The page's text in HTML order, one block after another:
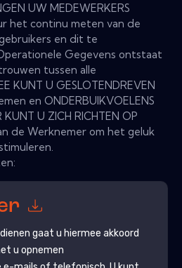
UW MEDEWERKERS
het continu meten van de
en dit te
Gegevens ontstaat
tussen alle
KUNT U GESLOTENDREVEN
en ONDERBUIKVOELENS
KUNT U ZICH RICHTEN OP
de Werknemer om het geluk
gaat u hiermee akkoord
u opnemen